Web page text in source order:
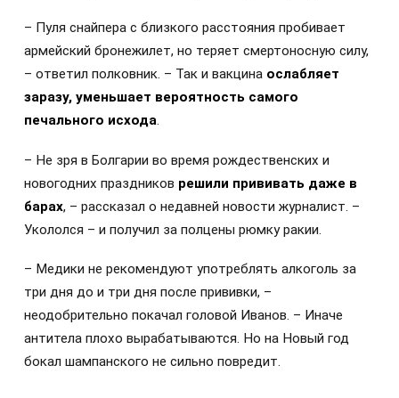
– Пуля снайпера с близкого расстояния пробивает
армейский бронежилет, но теряет смертоносную силу,
– ответил полковник. – Так и вакцина ослабляет
заразу, уменьшает вероятность самого
печального исхода.
– Не зря в Болгарии во время рождественских и
новогодних праздников решили прививать даже в
барах, – рассказал о недавней новости журналист. –
Укололся – и получил за полцены рюмку ракии.
– Медики не рекомендуют употреблять алкоголь за
три дня до и три дня после прививки, –
неодобрительно покачал головой Иванов. – Иначе
антитела плохо вырабатываются. Но на Новый год
бокал шампанского не сильно повредит.